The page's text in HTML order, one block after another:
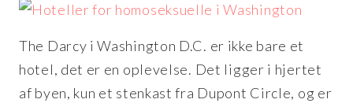
The Darcy i Washington D.C. er ikke bare et
hotel, det er en oplevelse. Det ligger i hjertet
af byen, kun et stenkast fra Dupont Circle, og er